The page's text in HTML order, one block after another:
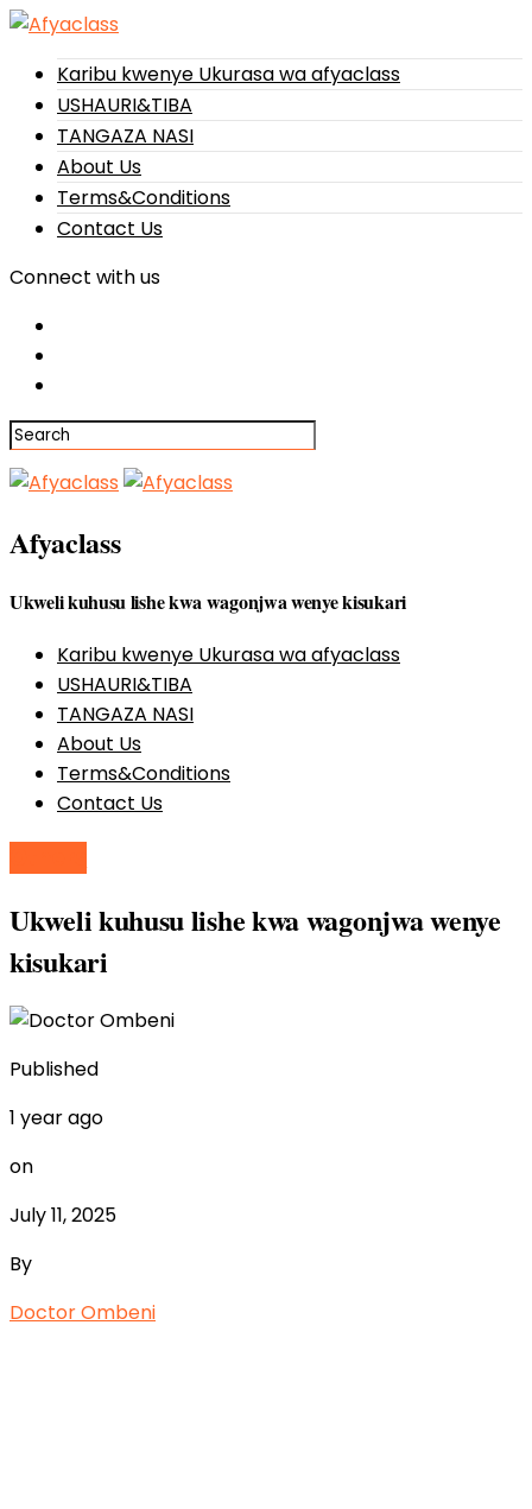
Karibu kwenye Ukurasa wa afyaclass
USHAURI&TIBA
TANGAZA NASI
About Us
Terms&Conditions
Contact Us
Connect with us
Afyaclass
Ukweli kuhusu lishe kwa wagonjwa wenye kisukari
Karibu kwenye Ukurasa wa afyaclass
USHAURI&TIBA
TANGAZA NASI
About Us
Terms&Conditions
Contact Us
Ukweli kuhusu lishe kwa wagonjwa wenye
kisukari
Published
1 year ago
on
July 11, 2025
By
Doctor Ombeni